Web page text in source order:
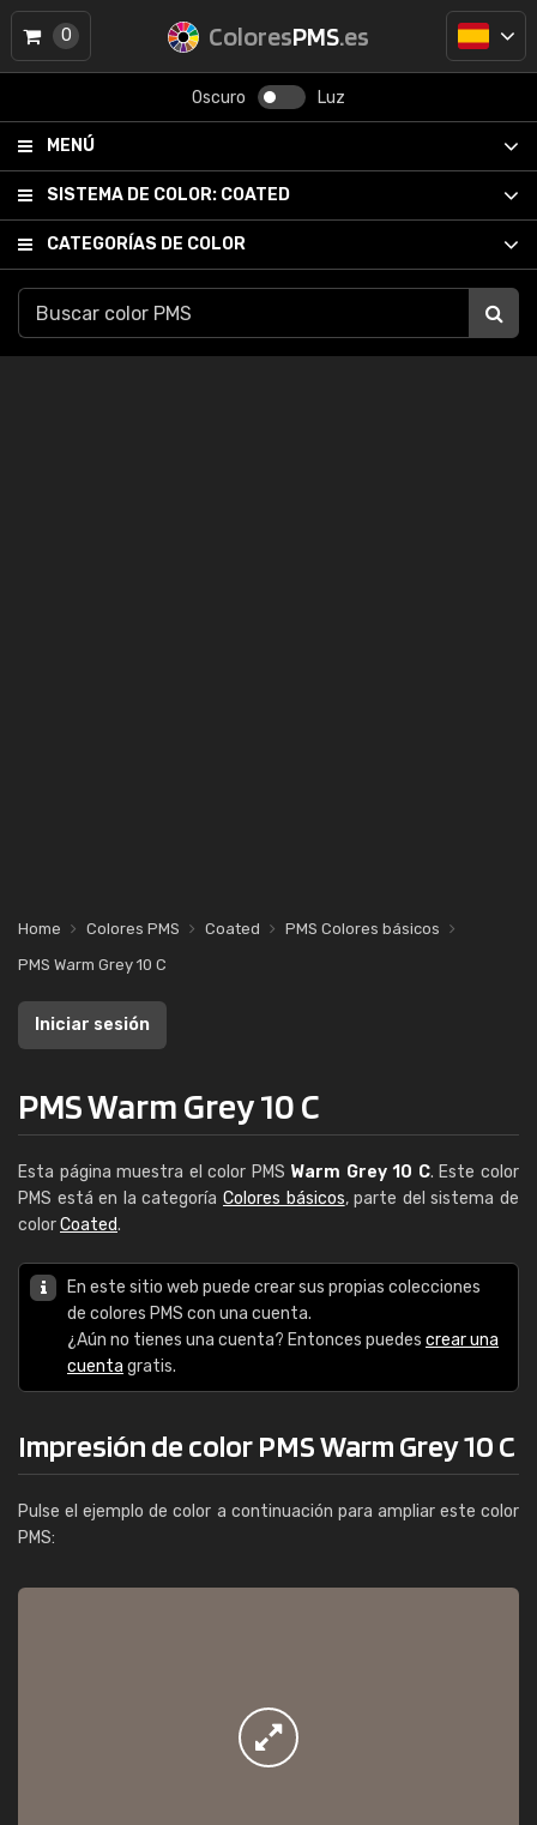
ColoresPMS.es
Oscuro Luz
MENÚ
SISTEMA DE COLOR: COATED
CATEGORÍAS DE COLOR
0
Home Colores PMS Coated
PMS Colores básicos
PMS Warm Grey 10 C
Iniciar sesión
PMS Warm Grey 10 C
Esta página muestra el color PMS Warm Grey 10 C. Este color
PMS está en la categoría Colores básicos, parte del sistema de
colorCoated.
En este sitio web puede crear sus propias colecciones
de colores PMS con una cuenta.
¿Aún no tienes una cuenta? Entonces puedes crear una
cuenta gratis.
Impresión de color PMS Warm Grey 10 C
Pulse el ejemplo de color a continuación para ampliar este color
PMS: